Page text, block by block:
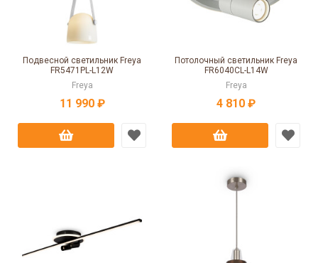
Подвесной светильник Freya
FR5471PL-L12W
Freya
11 990 ₽
Потолочный светильник Freya
FR6040CL-L14W
Freya
4 810 ₽